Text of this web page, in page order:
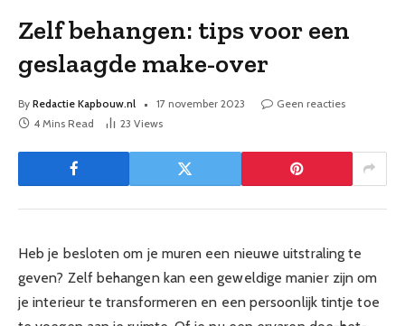
Zelf behangen: tips voor een
geslaagde make-over
By Redactie Kapbouw.nl 17 november 2023
Geen reacties
4 Mins Read
23 Views
Heb je besloten om je muren een nieuwe uitstraling te
geven? Zelf behangen kan een geweldige manier zijn om
je interieur te transformeren en een persoonlijk tintje toe